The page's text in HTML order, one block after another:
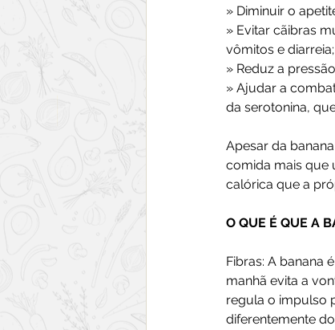
» Diminuir o
» Evitar cãibras
vômitos e diarreia;
» Reduz a
» Ajudar a
da serotonina,
Apesar da
comida mais que
calórica que a
O QUE É QUE A
Fibras: A banana
manhã evita a
regula o impulso
diferentemente